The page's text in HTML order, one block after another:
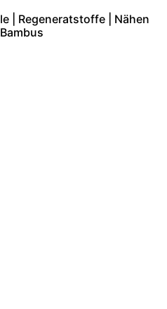
| Regeneratstoffe | Nähen